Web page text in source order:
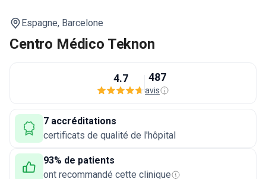
Espagne, Barcelone
Centro Médico Teknon
4.7 487
avis
7 accréditations
certificats de qualité de l'hôpital
93% de patients
ont recommandé cette clinique